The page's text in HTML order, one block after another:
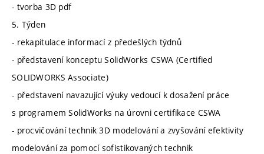
- tvorba 3D pdf
5. Týden
- rekapitulace informací z předešlých týdnů
- představení konceptu SolidWorks CSWA (Certified
SOLIDWORKS Associate)
- představení navazující výuky vedoucí k dosažení práce
s programem SolidWorks na úrovni certifikace CSWA
- procvičování technik 3D modelování a zvyšování efektivity
modelování za pomocí sofistikovaných technik